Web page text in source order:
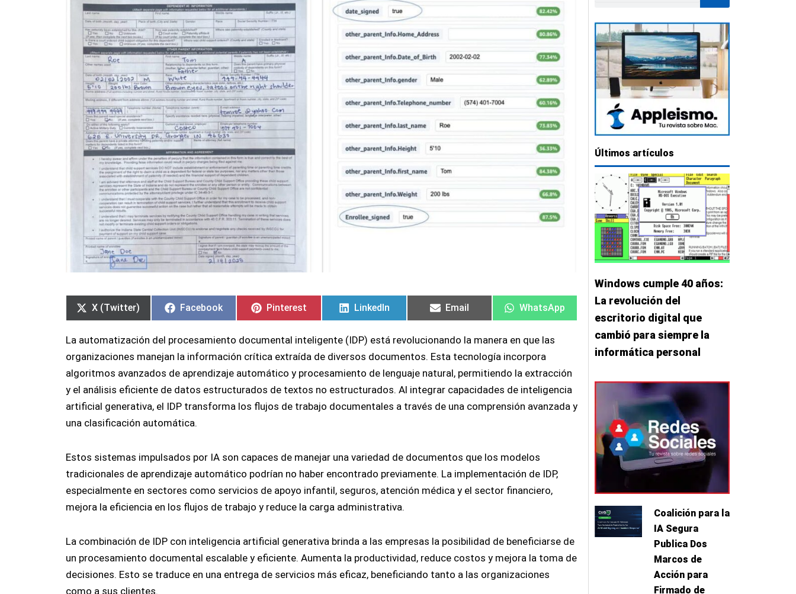
en
X (Twitter)
en
Facebook
en
Pinterest
en
LinkedIn
en
Email
en
WhatsApp
La automatización del procesamiento documental inteligente (IDP) está revolucionando la manera en que las
organizaciones manejan la información crítica extraída de diversos documentos. Esta tecnología incorpora
algoritmos avanzados de aprendizaje automático y procesamiento de lenguaje natural, permitiendo la extracción
y el análisis eficiente de datos estructurados de textos no estructurados. Al integrar capacidades de inteligencia
artificial generativa, el IDP transforma los flujos de trabajo documentales a través de una comprensión avanzada y
una clasificación automática.
Estos sistemas impulsados por IA son capaces de manejar una variedad de documentos que los modelos
tradicionales de aprendizaje automático podrían no haber encontrado previamente. La implementación de IDP,
especialmente en sectores como servicios de apoyo infantil, seguros, atención médica y el sector financiero,
mejora la eficiencia en los flujos de trabajo y reduce la carga administrativa.
La combinación de IDP con inteligencia artificial generativa brinda a las empresas la posibilidad de beneficiarse de
un procesamiento documental escalable y eficiente. Aumenta la productividad, reduce costos y mejora la toma de
decisiones. Esto se traduce en una entrega de servicios más eficaz, beneficiando tanto a las organizaciones
como a sus clientes.
en
en
en
en
en
en
Últimos artículos
Windows cumple 40 años:
La revolución del
escritorio digital que
cambió para siempre la
informática personal
Coalición para la
IA Segura
Publica Dos
Marcos de
Acción para
Firmado de